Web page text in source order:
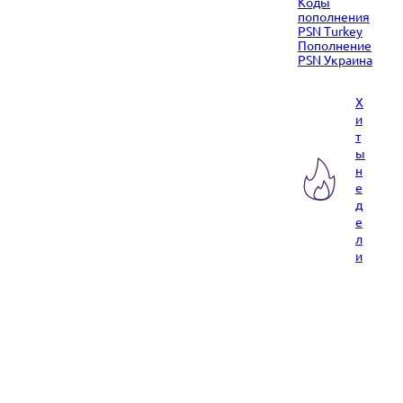
пополнения
PSN Turkey
Пополнение
PSN Украина
Х
и
т
ы
н
е
д
е
л
и